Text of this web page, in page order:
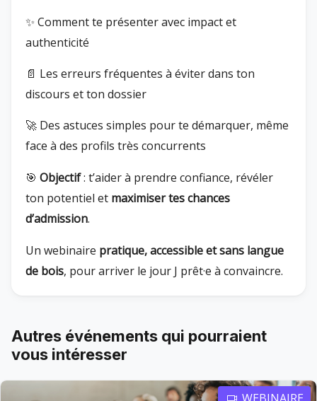
✨ Comment te présenter avec impact et
authenticité
📄 Les erreurs fréquentes à éviter dans ton
discours et ton dossier
🚀 Des astuces simples pour te démarquer, même
face à des profils très concurrents
🎯 Objectif: t’aider à prendre confiance, révéler
ton potentiel et maximiser tes chances
d’admission.
Un webinaire pratique, accessible et sans langue
de bois, pour arriver le jour J prêt·e à convaincre.
Autres événements qui pourraient
vous intéresser